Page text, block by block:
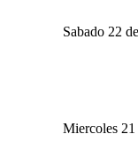
Sabado 22
Miercoles 21